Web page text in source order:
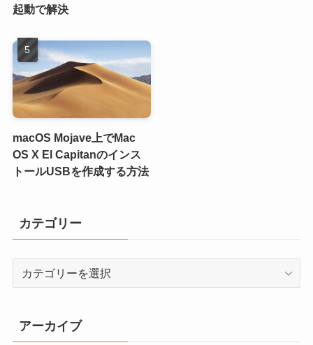
起動で解決
macOS Mojave上でMac
OS X El Capitanのインス
トールUSBを作成する方法
カテゴリー
リ
ー
アーカイブ